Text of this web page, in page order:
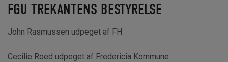
FGU TREKANTENS BESTYRELSE
John Rasmussen udpeget af FH
Cecilie Roed udpeget af Fredericia Kommune